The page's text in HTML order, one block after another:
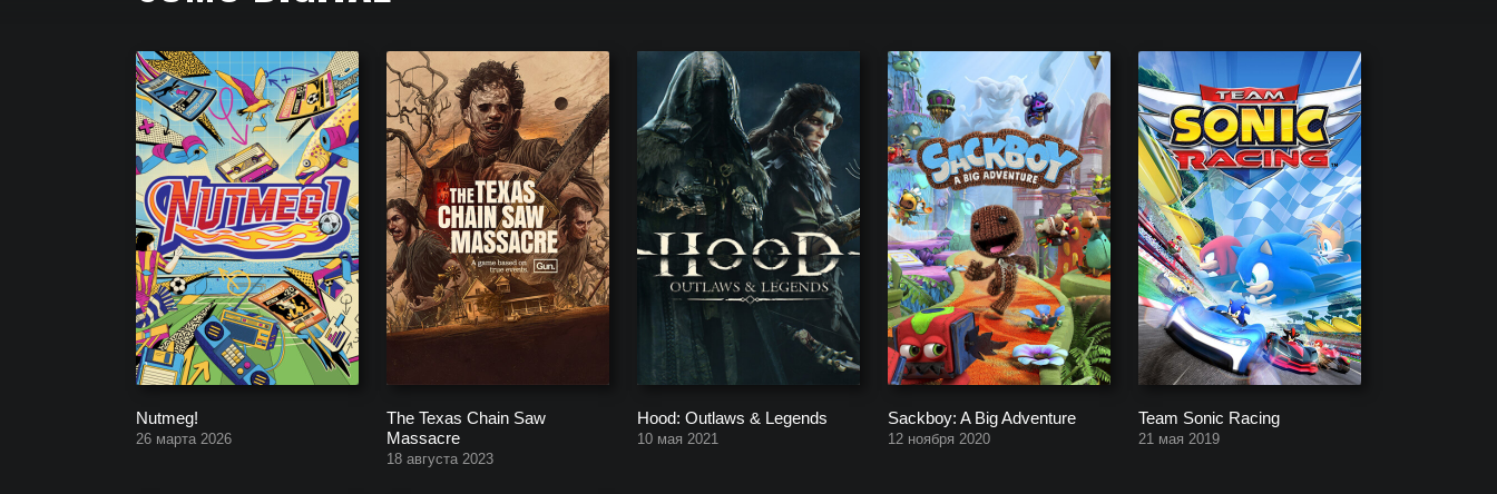
Nutmeg!
26 марта 2026
The Texas Chain Saw
Massacre
18 августа 2023
Hood: Outlaws & Legends
10 мая 2021
Sackboy: A Big Adventure
12 ноября 2020
Team Sonic Racing
21 мая 2019